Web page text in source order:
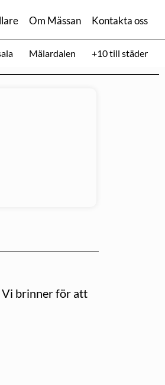
Om Mässan Kontakta oss
Mälardalen +10 till städer
Vi brinner för att